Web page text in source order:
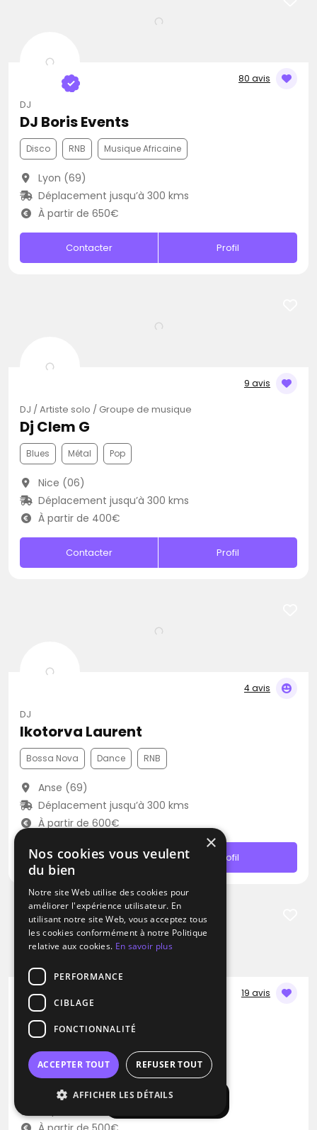
Afficher la carte
80 avis
DJ
DJ Boris Events
Disco RNB Musique Africaine
Lyon (69)
Déplacement jusqu’à 300 kms
À partir de 650€
Contacter Profil
9 avis
DJ / Artiste solo / Groupe de musique
Dj Clem G
Blues Métal Pop
Nice (06)
Déplacement jusqu’à 300 kms
À partir de 400€
Contacter Profil
4 avis
DJ
Ikotorva Laurent
Bossa Nova Dance RNB
Anse (69)
Déplacement jusqu’à 300 kms
À partir de 600€
Contacter Profil
19 avis
DJ
Sartomix Dj
Disco Samba Dance hall
Agen (47)
×
Nos cookies vous veulent
du bien
Notre site Web utilise des cookies pour
améliorer l'expérience utilisateur. En
utilisant notre site Web, vous acceptez tous
les cookies conformément à notre Politique
relative aux cookies. En savoir plus
PERFORMANCE
CIBLAGE
FONCTIONNALITÉ
ACCEPTER TOUT REFUSER TOUT
AFFICHER LES DÉTAILS